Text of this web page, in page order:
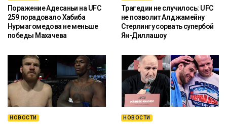
Поражение Адесаньи на UFC
259 порадовало Хабиба
Нурмагомедова не меньше
победы Махачева
Трагедии не случилось: UFC
не позволит Алджамейну
Стерлингу сорвать супербой
Ян-Диллашоу
НОВОСТИ НОВОСТИ